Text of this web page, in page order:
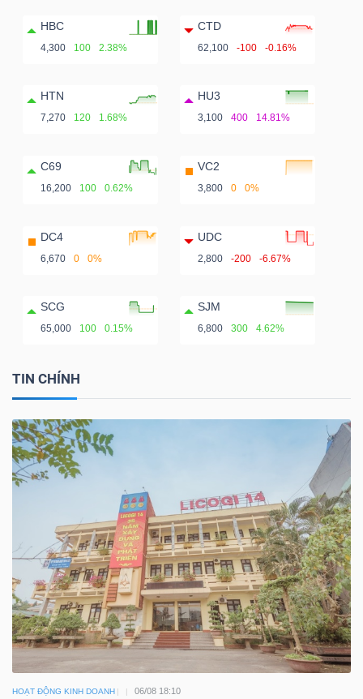
HBC
4,300 100 2.38%
CTD
62,100 -100 -0.16%
HTN
7,270 120 1.68%
HU3
3,100 400 14.81%
C69
16,200 100 0.62%
VC2
3,800 0 0%
DC4
6,670 0 0%
UDC
2,800 -200 -6.67%
SCG
65,000 100 0.15%
SJM
6,800 300 4.62%
TIN CHÍNH
HOẠT ĐỘNG KINH DOANH 06/08 18:10